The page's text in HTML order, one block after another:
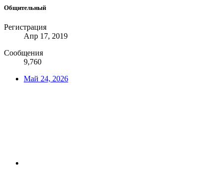
Общительный
Регистрация
Апр 17, 2019
Сообщения
9,760
Май 24, 2026